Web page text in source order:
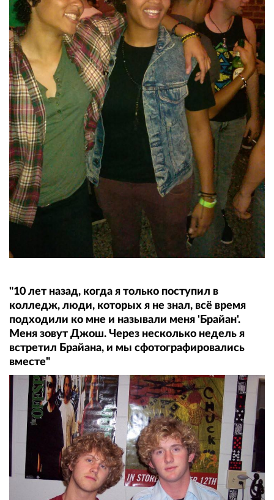
"10 лет назад, когда я только поступил в
колледж, люди, которых я не знал, всё время
подходили ко мне и называли меня 'Брайан'.
Меня зовут Джош. Через несколько недель я
встретил Брайана, и мы сфотографировались
вместе"